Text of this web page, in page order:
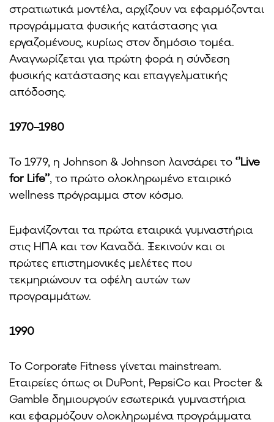
στρατιωτικά μοντέλα, αρχίζουν να εφαρμόζονται
προγράμματα φυσικής κατάστασης για
εργαζομένους, κυρίως στον δημόσιο τομέα.
Αναγνωρίζεται για πρώτη φορά η σύνδεση
φυσικής κατάστασης και επαγγελματικής
απόδοσης.
1970–1980
Το 1979, η Johnson & Johnson λανσάρει το ‘’Live
for Life’’, το πρώτο ολοκληρωμένο εταιρικό
wellness πρόγραμμα στον κόσμο.
Εμφανίζονται τα πρώτα εταιρικά γυμναστήρια
στις ΗΠΑ και τον Καναδά. Ξεκινούν και οι
πρώτες επιστημονικές μελέτες που
τεκμηριώνουν τα οφέλη αυτών των
προγραμμάτων.
1990
Το Corporate Fitness γίνεται mainstream.
Εταιρείες όπως οι DuPont, PepsiCo και Procter &
Gamble δημιουργούν εσωτερικά γυμναστήρια
και εφαρμόζουν ολοκληρωμένα προγράμματα